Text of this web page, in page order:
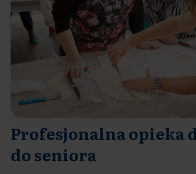
Profesjonalna opieka
do seniora